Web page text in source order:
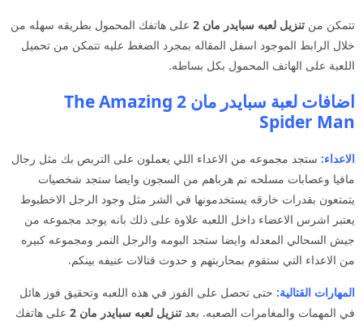
تتمكن من تنزيل لعبه سبايدر مان 2
على هاتفك المحمول بطريقه سهله من
خلال الرابط الموجود اسفل المقاله بمجرد الضغط عليه تتمكن من تحميل
اللعبة على الهاتف المحمول بكل بساطه.
اضافات لعبة سبايدر مان 2 The Amazing
Spider Man
الاعداء: ستجد مجموعه من الاعداء اللي يعملون على التربص بك مثل رجال
مافيا وعصابات مسلحه تم هرباهم من السجون وايضا ستجد شخصيات
يتمتعون بقدرات خارقه يستخدمونها في الشر مثل وجود الرجل الاخطبوط
يعتبر اشرس الاعضاء داخل اللعبه علاوة على ذلك بانه يوجد مجموعه من
جيش السحالي المعدله وايضا ستجد البومه والرجل النمر ومجموعه كبيره
من الاعداء التي ستقوم بمحاربتهم و حدوث قتالات عنيفه بينكم.
المهارات القتالية: حتى تحصل على الفوز في هذه اللعبه وتحقيق فوز هائل
في المهمات والمغامرات الصعبه. بعد تنزيل لعبه سبايدر مان 2
على هاتفك